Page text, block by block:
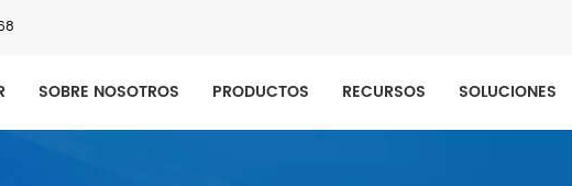
SOBRE NOSOTROS PRODUCTOS RECURSOS SOLUCIONES